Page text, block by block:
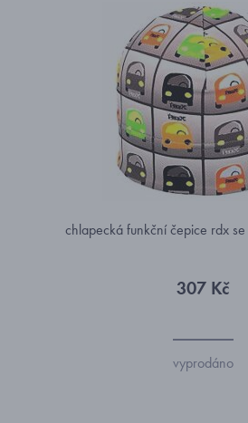
chlapecká funkční čepice rdx
307 Kč
vyprodáno